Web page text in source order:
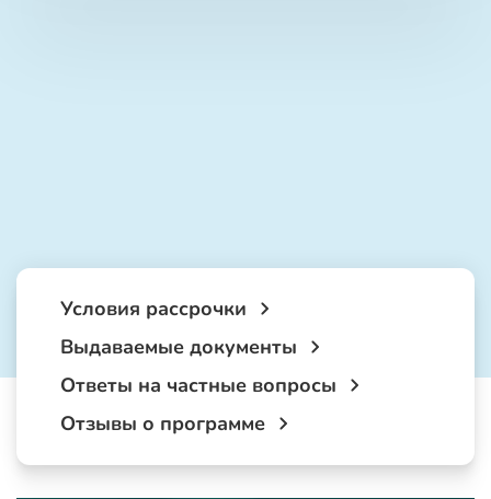
Условия рассрочки
Выдаваемые документы
Ответы на частные вопросы
Отзывы о программе